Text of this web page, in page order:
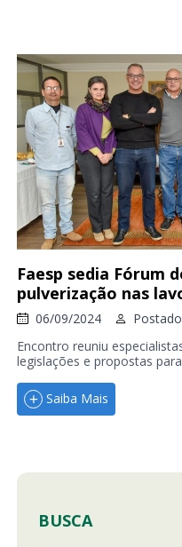
Faesp sedia Fórum
pulverização nas
06/09/2024
Encontro reuniu
legislações e propostas
Saiba Mais
BUSCA